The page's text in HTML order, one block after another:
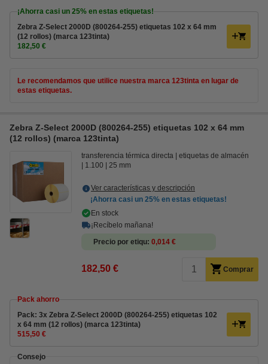
¡Ahorra casi un 25% en estas etiquetas!
Zebra Z-Select 2000D (800264-255) etiquetas 102 x 64 mm
(12 rollos) (marca 123tinta)
182,50 €
Le recomendamos que utilice nuestra marca 123tinta en lugar de
estas etiquetas.
Zebra Z-Select 2000D (800264-255) etiquetas 102 x 64 mm
(12 rollos) (marca 123tinta)
transferencia térmica directa
etiquetas de almacén
1.100
25 mm
Ver características y descripción
¡Ahorra casi un 25% en estas etiquetas!
En stock
¡Recíbelo mañana!
Precio por etiqu 0,014 €
182,50 € Comprar
Pack ahorro
Pack: 3x Zebra Z-Select 2000D (800264-255) etiquetas 102
x 64 mm (12 rollos) (marca 123tinta)
515,50 €
Consejo